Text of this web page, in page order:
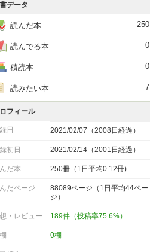
データ
読んだ本 250
読んでる本 0
積読本 0
読みたい本 7
フィール
日 2021/02/07（2008日経過）
初日 2021/02/14（2001日経過）
だ本 250冊（1日平均0.12冊)
だページ
88089ページ（1日平均44ペー
ジ）
・レビュー 189件（投稿率75.6%）
0棚